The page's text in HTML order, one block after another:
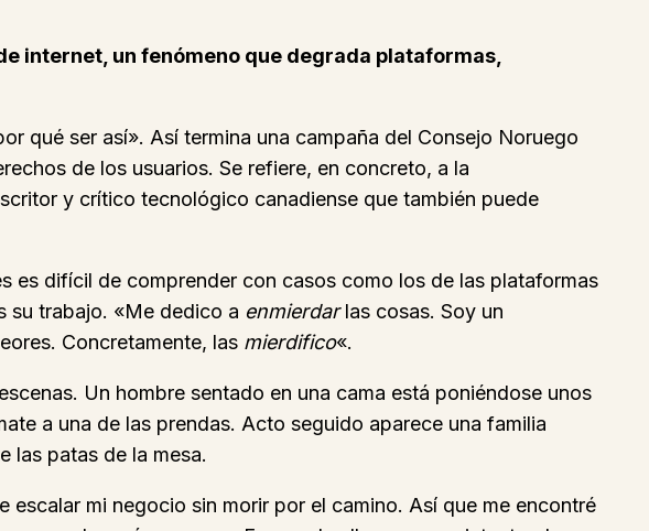
internet, un fenómeno que degrada plataformas,
qué ser así». Así termina una campaña del Consejo Noruego
de los usuarios. Se refiere, en concreto, a la
y crítico tecnológico canadiense que también puede
es difícil de comprender con casos como los de las plataformas
su trabajo. «Me dedico a enmierdarlas cosas. Soy un
Concretamente, las mierdifico«.
Un hombre sentado en una cama está poniéndose unos
a una de las prendas. Acto seguido aparece una familia
las patas de la mesa.
mi negocio sin morir por el camino. Así que me encontré